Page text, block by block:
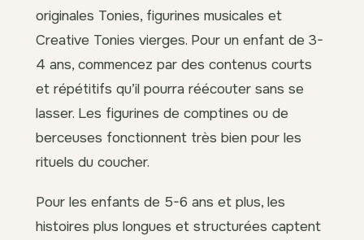
originales Tonies, figurines musicales et
Creative Tonies vierges. Pour un enfant de 3-
4 ans, commencez par des contenus courts
et répétitifs qu’il pourra réécouter sans se
lasser. Les figurines de comptines ou de
berceuses fonctionnent très bien pour les
rituels du coucher.
Pour les enfants de 5-6 ans et plus, les
histoires plus longues et structurées captent